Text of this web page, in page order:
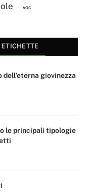
voc
giovinezza
le principali tipologie